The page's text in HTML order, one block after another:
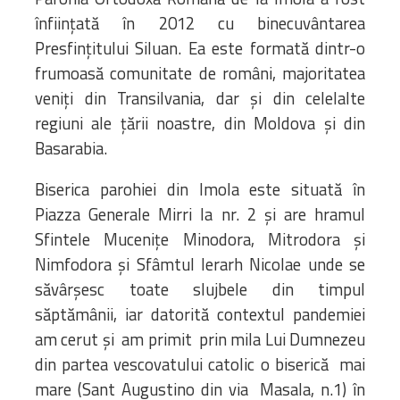
înființată în 2012 cu binecuvântarea
Presfințitului Siluan. Ea este formată dintr-o
frumoasă comunitate de români, majoritatea
veniți din Transilvania, dar și din celelalte
regiuni ale țării noastre, din Moldova și din
Basarabia.
Biserica parohiei din Imola este situată în
Piazza Generale Mirri la nr. 2 și are hramul
Sfintele Mucenițe Minodora, Mitrodora și
Nimfodora și Sfâmtul Ierarh Nicolae unde se
săvârșesc toate slujbele din timpul
săptămânii, iar datorită contextul pandemiei
am cerut și am primit prin mila Lui Dumnezeu
din partea vescovatului catolic o biserică mai
mare (Sant Augustino din via Masala, n.1) în